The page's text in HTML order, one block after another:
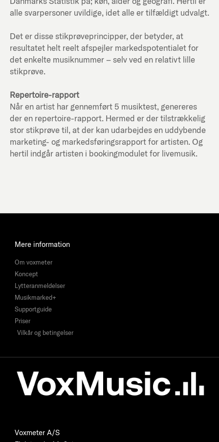
alle svarpersoner uvildige, idet alle er tilfældigt udvalgt.
Det er disse stikprøveprincipper, der betyder, at
resultatet helt reelt afspejler markedspotentialet for
det enkelte musiknummer – selv ved en relativt lille
stikprøve.
Repertoire-rapport
Når en artist har gennemført 5 musiktest, genereres
der en repertoire-rapport. Hermed er der tilstrækkelig
stor stikprøve til, at der kan udarbejdes en uddybende
marketing- og markedsføringsrapport for artisten. Og
hertil indgår artisten i bookingmodulet for livemusik.
Mere information
Om voxmeter
Koncept
Lytteranmeldelser
Musikmarked+
Supportguide
Priser
Vilkår og betingelser
Voxmeter A/S